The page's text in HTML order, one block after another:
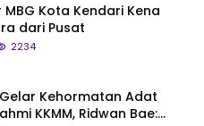
Kota Kendari Kena
dari Pusat
2234
Gelar Kehormatan Adat
KKMM, Ridwan Bae: